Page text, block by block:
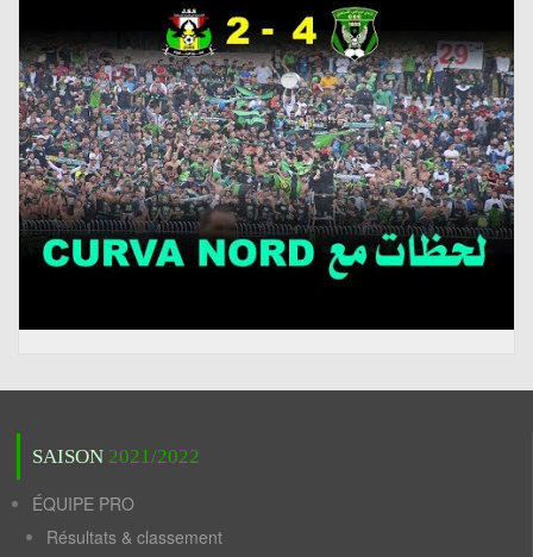
SAISON 2021/2022
ÉQUIPE PRO
Résultats & classement